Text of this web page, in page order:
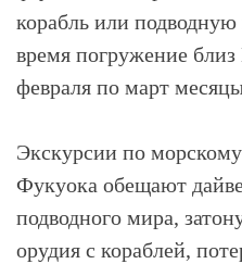
корабль или
время погружение
февраля по март
Экскурсии по
Фукуока обещают
подводного мира,
орудия с кораблей,